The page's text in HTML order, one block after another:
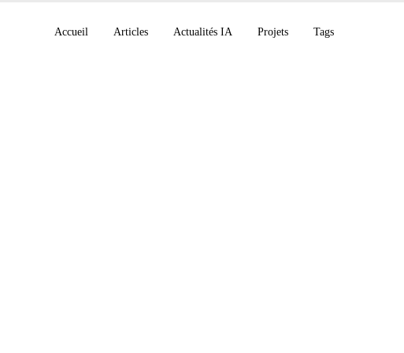
Accueil Articles Actualités IA Projets Tags